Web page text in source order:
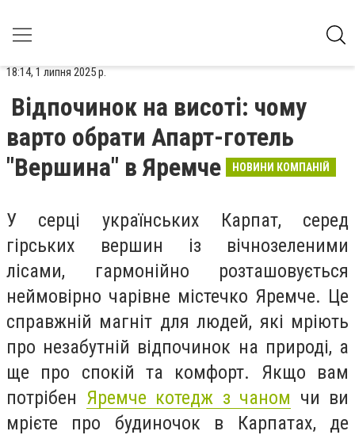
18:14, 1 липня 2025 р.
Відпочинок на висоті: чому
варто обрати Апарт-готель
"Вершина" в Яремче
НОВИНИ КОМПАНІЙ
У серці українських Карпат, серед
гірських вершин із вічнозеленими
лісами, гармонійно розташовується
неймовірно чарівне містечко Яремче. Це
справжній магніт для людей, які мріють
про незабутній відпочинок на природі, а
ще про спокій та комфорт. Якщо вам
потрібен Яремче котедж з чаном чи ви
мрієте про будиночок в Карпатах, де